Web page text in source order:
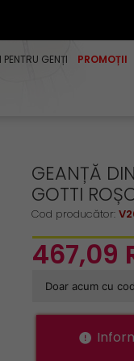
GENȚI PROMOȚII
GEANȚĂ
GOTTI
Cod producător:
467,09